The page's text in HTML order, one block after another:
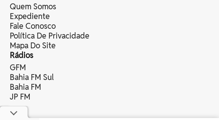
Quem Somos
Expediente
Fale Conosco
Política De Privacidade
Mapa Do Site
Rádios
GFM
Bahia FM Sul
Bahia FM
JP FM